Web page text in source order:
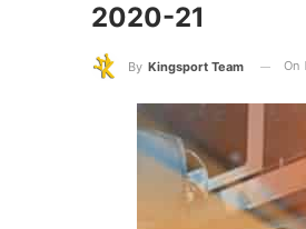
2020-21
By Kingsport Team On